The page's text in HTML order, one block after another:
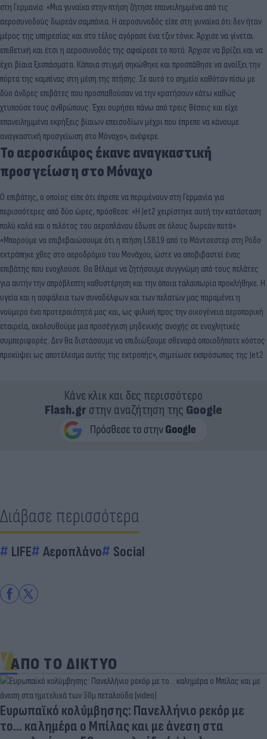
στη Γερμανία. «Μια γυναίκα στην πτήση ζήτησε επανειλημμένα από τις
αεροσυνοδούς δωρεάν σαμπάνια. Η αεροσυνοδός είπε στη γυναίκα ότι δεν ήταν
μέρος της υπηρεσίας και στο τέλος αγόρασε ένα τζιν τόνικ. Άρχισε να γίνεται
επιθετική και έτσι η αεροσυνοδός της αφαίρεσε το ποτό. Άρχισε να βρίζει και να
έχει βίαια ξεσπάσματα. Κάποια στιγμή σηκώθηκε και προσπάθησε να ανοίξει την
πόρτα της καμπίνας στη μέση της πτήσης. Σε αυτό το σημείο καθόταν πίσω με
δύο άνδρες επιβάτες που προσπαθούσαν να την κρατήσουν κάτω καθώς
χτυπούσε τους ανθρώπους. Έχει ουρήσει πάνω από τρεις θέσεις και είχε
επανειλημμένα εκρήξεις βίαιων επεισοδίων μέχρι που έπρεπε να κάνουμε
αναγκαστική προσγείωση στο Μόναχο», ανέφερε.
Το αεροσκάφος έκανε αναγκαστική
προσγείωση στο Μόναχο
Ο επιβάτης, ο οποίος είπε ότι έπρεπε να περιμένουν στη Γερμανία για
περισσότερες από δύο ώρες, πρόσθεσε: «Η Jet2 χειρίστηκε αυτή την κατάσταση
πολύ καλά και ο πιλότος του αεροπλάνου έδωσε σε όλους δωρεάν ποτά».
«Μπορούμε να επιβεβαιώσουμε ότι η πτήση LS819 από το Μάντσεστερ στη Ρόδο
εκτράπηκε χθες στο αεροδρόμιο του Μονάχου, ώστε να αποβιβαστεί ένας
επιβάτης που ενοχλούσε. Θα θέλαμε να ζητήσουμε συγγνώμη από τους πελάτες
για αυτήν την απρόβλεπτη καθυστέρηση και την όποια ταλαιπωρία προκλήθηκε. Η
υγεία και η ασφάλεια των συναδέλφων και των πελατών μας παραμένει η
νούμερο ένα προτεραιότητά μας και, ως φιλική προς την οικογένεια αεροπορική
εταιρεία, ακολουθούμε μια προσέγγιση μηδενικής ανοχής σε ενοχλητικές
συμπεριφορές. Δεν θα διστάσουμε να επιδιώξουμε σθεναρά οποιοδήποτε κόστος
προκύψει ως αποτέλεσμα αυτής της εκτροπής», σημείωσε εκπρόσωπος της Jet2.
Κάνε κλικ και δες περισσότερο
Flash.grστην αναζήτηση της Google
Διάβασε περισσότερα
LIFE Αεροπλάνο Social
ΑΠΟ ΤΟ ΔΙΚΤΥΟ